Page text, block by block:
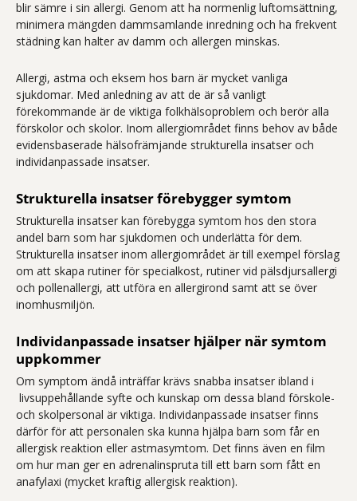
blir sämre i sin allergi. Genom att ha normenlig luftomsättning,
minimera mängden dammsamlande inredning och ha frekvent
städning kan halter av damm och allergen minskas.
Allergi, astma och eksem hos barn är mycket vanliga
sjukdomar. Med anledning av att de är så vanligt
förekommande är de viktiga folkhälsoproblem och berör alla
förskolor och skolor. Inom allergiområdet finns behov av både
evidensbaserade hälsofrämjande strukturella insatser och
individanpassade insatser.
Strukturella insatser förebygger symtom
Strukturella insatser kan förebygga symtom hos den stora
andel barn som har sjukdomen och underlätta för dem.
Strukturella insatser inom allergiområdet är till exempel förslag
om att skapa rutiner för specialkost, rutiner vid pälsdjursallergi
och pollenallergi, att utföra en allergirond samt att se över
inomhusmiljön.
Individanpassade insatser hjälper när symtom
uppkommer
Om symptom ändå inträffar krävs snabba insatser ibland i
livsuppehållande syfte och kunskap om dessa bland förskole-
och skolpersonal är viktiga. Individanpassade insatser finns
därför för att personalen ska kunna hjälpa barn som får en
allergisk reaktion eller astmasymtom. Det finns även en film
om hur man ger en adrenalinspruta till ett barn som fått en
anafylaxi (mycket kraftig allergisk reaktion).